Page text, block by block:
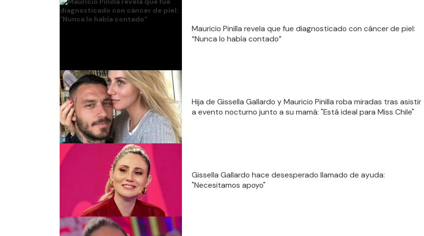
Mauricio Pinilla revela que fue diagnosticado con cáncer de piel:
“Nunca lo había contado”
Hija de Gissella Gallardo y Mauricio Pinilla roba miradas tras asistir
a evento nocturno junto a su mamá: "Está ideal para Miss Chile"
Gissella Gallardo hace desesperado llamado de ayuda:
"Necesitamos apoyo"